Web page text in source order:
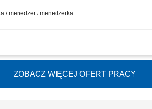
/ menedżer / menedżerka
w oparciu o sprawdzony model
ZOBACZ WIĘCEJ OFERT PRACY